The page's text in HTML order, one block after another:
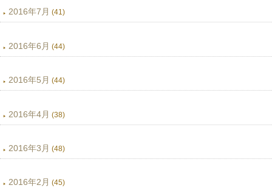
2016年7月 (41)
2016年6月 (44)
2016年5月 (44)
2016年4月 (38)
2016年3月 (48)
2016年2月 (45)